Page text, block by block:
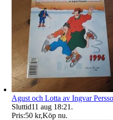
Agust och Lotta av Ingvar
Sluttid11 aug 18:21 .
Pris:50 kr,Köp nu.